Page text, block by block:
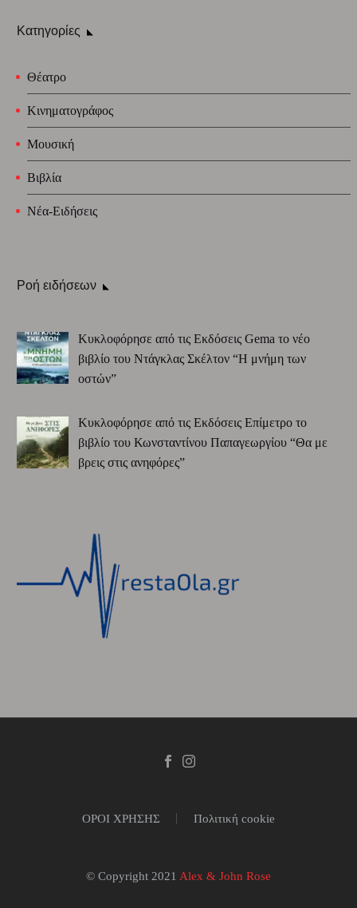
Κατηγορίες
Θέατρο
Κινηματογράφος
Μουσική
Βιβλία
Νέα-Ειδήσεις
Ροή ειδήσεων
Κυκλοφόρησε από τις Εκδόσεις Gema το νέο
βιβλίο του Ντάγκλας Σκέλτον “Η μνήμη των
οστών”
Κυκλοφόρησε από τις Εκδόσεις Επίμετρο το
βιβλίο του Κωνσταντίνου Παπαγεωργίου “Θα με
βρεις στις ανηφόρες”
ΟΡΟΙ ΧΡΗΣΗΣ Πολιτική cookie
© Copyright 2021 Alex & John Rose